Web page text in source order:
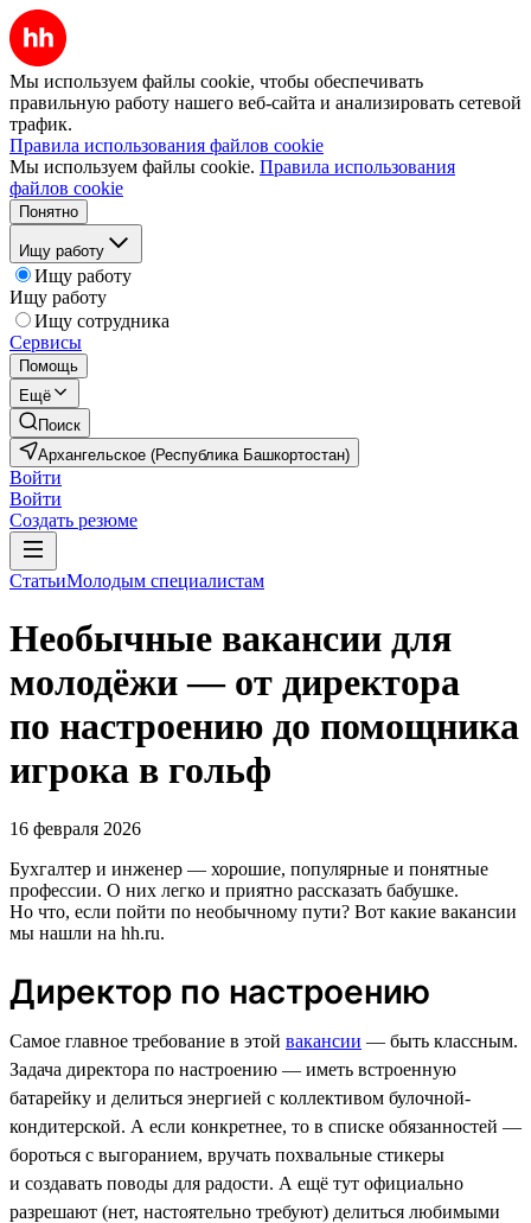
Мы используем файлы cookie, чтобы обеспечивать
правильную работу нашего веб-сайта и анализировать сетевой
трафик.
Правила использования файлов cookie
Мы используем файлы cookie. Правила использования
файлов cookie
Понятно
Ищу работу
Ищу работу
Ищу работу
Ищу сотрудника
Сервисы
Помощь
Ещё
Поиск
Архангельское (Республика Башкортостан)
Войти
Войти
Создать резюме
СтатьиМолодым специалистам
Необычные вакансии для
молодёжи — от директора
по настроению до помощника
игрока в гольф
16 февраля 2026
Бухгалтер и инженер — хорошие, популярные и понятные
профессии. О них легко и приятно рассказать бабушке.
Но что, если пойти по необычному пути? Вот какие вакансии
мы нашли на hh.ru.
Директор по настроению
Самое главное требование в этой вакансии — быть классным.
Задача директора по настроению — иметь встроенную
батарейку и делиться энергией с коллективом булочной-
кондитерской. А если конкретнее, то в списке обязанностей —
бороться с выгоранием, вручать похвальные стикеры
и создавать поводы для радости. А ещё тут официально
разрешают (нет, настоятельно требуют) делиться любимыми